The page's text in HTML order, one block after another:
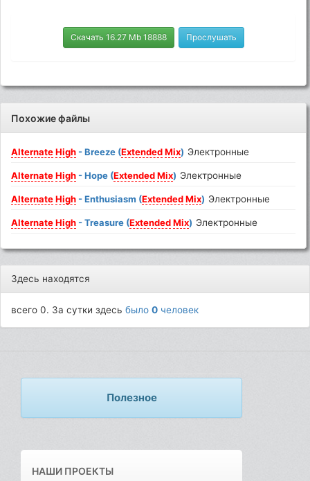
Скачать 16.27 Mb 18888 Прослушать
Похожие файлы
Alternate High - Breeze (Extended Mix) Электронные
Alternate High - Hope (Extended Mix) Электронные
Alternate High - Enthusiasm (Extended Mix) Электронные
Alternate High - Treasure (Extended Mix) Электронные
Здесь находятся
всего 0. За сутки здесьбыло0 человек
Полезное
НАШИ ПРОЕКТЫ